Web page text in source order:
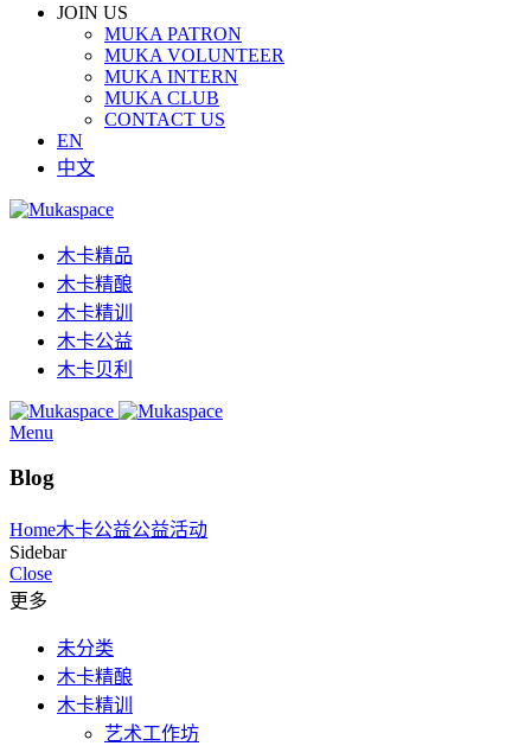
JOIN US
MUKA PATRON
MUKA VOLUNTEER
MUKA INTERN
MUKA CLUB
CONTACT US
EN
中文
木卡精品
木卡精酿
木卡精训
木卡公益
木卡贝利
Menu
Blog
Home木卡公益公益活动
Sidebar
Close
更多
未分类
木卡精酿
木卡精训
艺术工作坊